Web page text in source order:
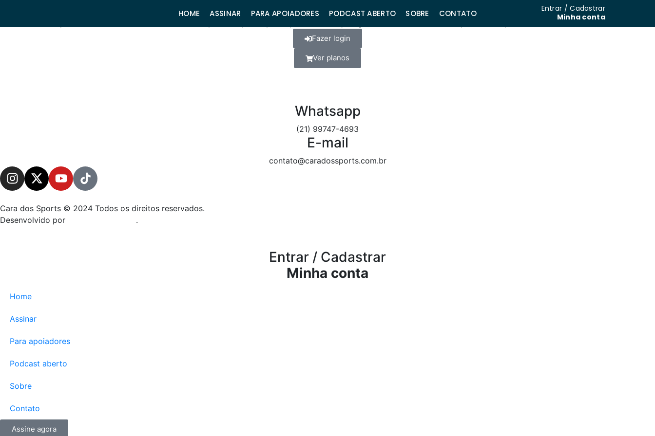
HOME ASSINAR PARA APOIADORES PODCAST ABERTO SOBRE CONTATO
Entrar / Cadastrar
Minha conta
Conteúdo restrito para apoiadores.
Fazer login
Ver planos
Whatsapp
(21) 99747-4693
E-mail
contato@caradossports.com.br
Cara dos Sports © 2024 Todos os direitos reservados.
Desenvolvido por
.
Entrar / Cadastrar
Minha conta
Home
Assinar
Para apoiadores
Podcast aberto
Sobre
Contato
Assine agora